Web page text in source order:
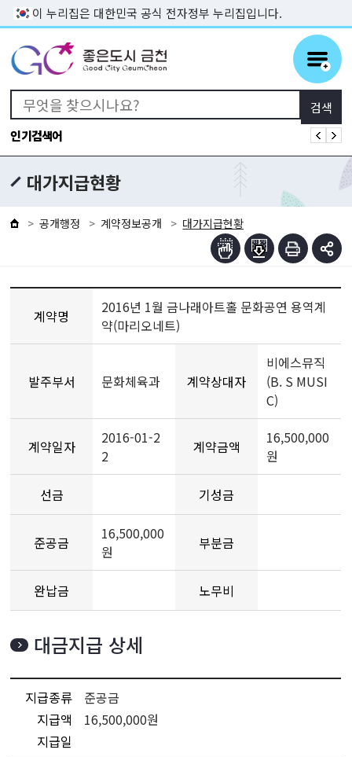
본문 바로가기
이 누리집은 대한민국 공식 전자정부 누리집입니다.
인기검색어
대가지급현황
공개행정 계약정보공개 대가지급현황
계약명
2016년 1월 금나래아트홀 문화공연 용역계
약(마리오네트)
발주부서 문화체육과 계약상대자
비에스뮤직
(B. S MUSI
C)
계약일자
2016-01-2
2
계약금액
16,500,000
원
선금 기성금
준공금
16,500,000
원
부분금
완납금 노무비
대금지급 상세
지급종류
준공금
지급액
16,500,000원
지급일